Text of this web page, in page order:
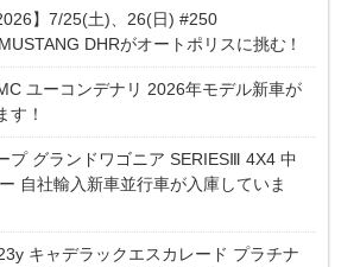
】7/25(土)、26(日) #250
DHRがオートポリスに挑む！
ユーコンデナリ 2026年モデル新車が
す！
プ グランドワゴニア SERIESⅢ 4X4 中
自社輸入新車並行車が入庫していま
キャデラックエスカレード プラチナ